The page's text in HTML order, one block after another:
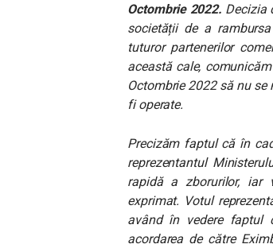
Octombrie 2022. Decizia
societății de a
tuturor partenerilor
această cale,
Octombrie 2022 să nu se
fi operate.
Precizăm faptul că în
reprezentantul
rapidă a zborurilor, iar
exprimat. Votul
având în vedere faptul
acordarea de către